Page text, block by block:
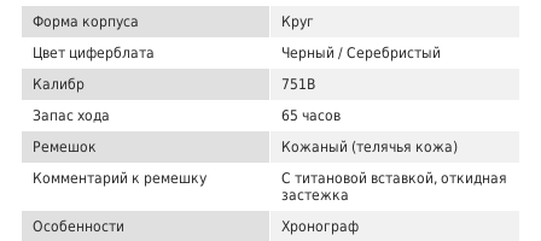
Форма корпуса
Круг
Цвет циферблата
Черный / Серебристый
Калибр
751B
Запас хода
65 часов
Ремешок
Кожаный (телячья кожа)
Комментарий к ремешку
С титановой вставкой, откидная
застежка
Особенности
Хронограф